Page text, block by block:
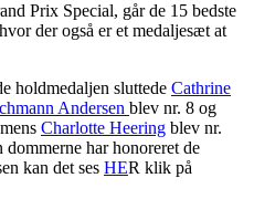
Prix Special, går de 15 bedste
der også er et medaljesæt at
holdmedaljen sluttede Cathrine
Andersen blev nr. 8 og
Charlotte Heering blev nr.
har honoreret de
kan det ses HER klik på